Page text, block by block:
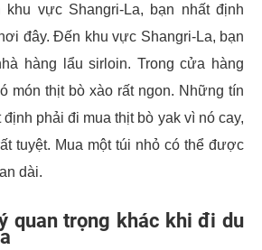
khu vực Shangri-La, bạn nhất định
đây. Đến khu vực Shangri-La, bạn
hàng lẩu sirloin. Trong cửa hàng
món thịt bò xào rất ngon. Những tín
phải đi mua thịt bò yak vì nó cay,
tuyệt. Mua một túi nhỏ có thể được
dài.
quan trọng khác khi đi du